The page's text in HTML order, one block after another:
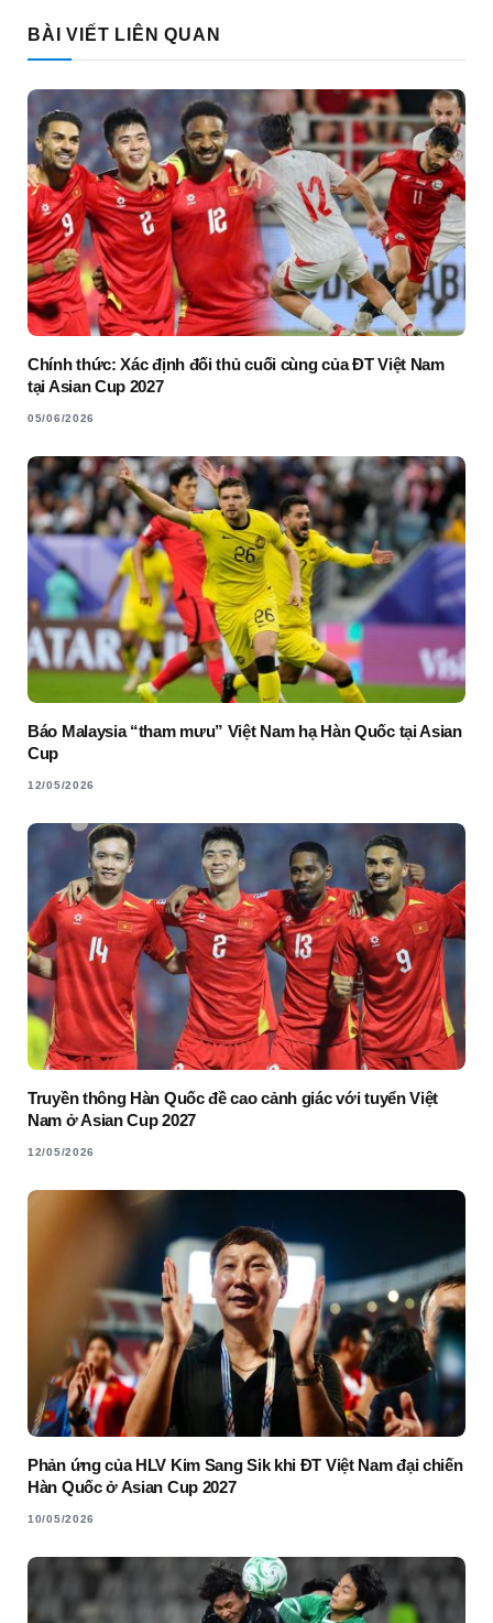
BÀI VIẾT LIÊN QUAN
Chính thức: Xác định đối thủ cuối cùng của ĐT Việt Nam
tại Asian Cup 2027
05/06/2026
Báo Malaysia “tham mưu” Việt Nam hạ Hàn Quốc tại Asian
Cup
12/05/2026
Truyền thông Hàn Quốc đề cao cảnh giác với tuyển Việt
Nam ở Asian Cup 2027
12/05/2026
Phản ứng của HLV Kim Sang Sik khi ĐT Việt Nam đại chiến
Hàn Quốc ở Asian Cup 2027
10/05/2026